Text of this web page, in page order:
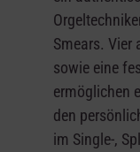
Smears. Vier
sowie eine
ermöglichen
den
im Single-,